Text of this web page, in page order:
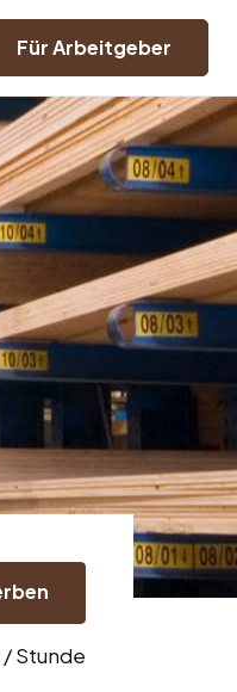
Für Arbeitgeber
/ Stunde